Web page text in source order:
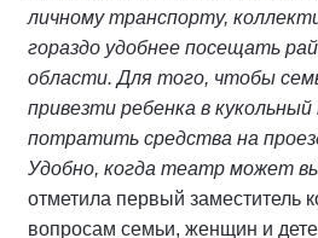
личному транспорту,
гораздо удобнее посещать
области. Для того, чтобы
привезти ребенка в
потратить средства на
Удобно, когда театр может
отметила первый заместитель
вопросам семьи, женщин и